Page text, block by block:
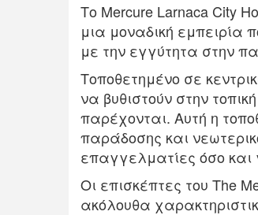
Το Mercure Larnaca City
μια μοναδική εμπειρία
με την εγγύτητα στην
Τοποθετημένο σε
να βυθιστούν στην
παρέχονται. Αυτή η
παράδοσης και
επαγγελματίες όσο και
Οι επισκέπτες του The
ακόλουθα